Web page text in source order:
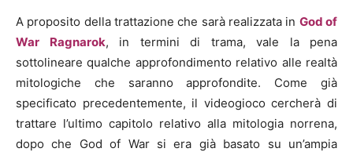
A proposito della trattazione che sarà realizzata in God of
War Ragnarok, in termini di trama, vale la pena
sottolineare qualche approfondimento relativo alle realtà
mitologiche che saranno approfondite. Come già
specificato precedentemente, il videogioco cercherà di
trattare l’ultimo capitolo relativo alla mitologia norrena,
dopo che God of War si era già basato su un’ampia